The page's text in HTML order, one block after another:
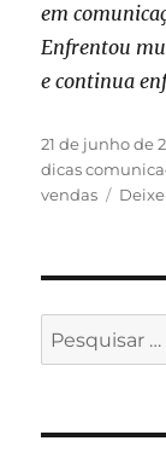
em
Enfrentou
e continua
Publicado
em
21 de junho de
dicas
vendas
Pesquisar
por: